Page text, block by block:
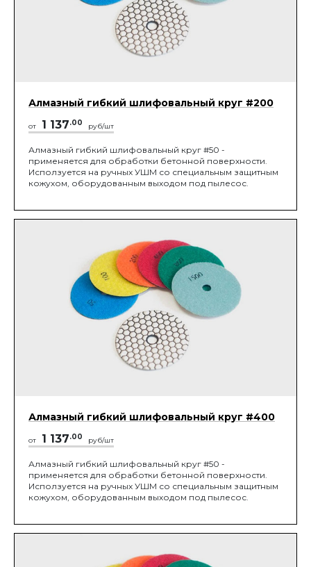
Алмазный гибкий шлифовальный круг #200
от 1 137.00 руб/шт
Алмазный гибкий шлифовальный круг #50 -
применяется для обработки бетонной поверхности.
Исползуется на ручных УШМ со специальным защитным
кожухом, оборудованным выходом под пылесос.
Алмазный гибкий шлифовальный круг #400
от 1 137.00 руб/шт
Алмазный гибкий шлифовальный круг #50 -
применяется для обработки бетонной поверхности.
Исползуется на ручных УШМ со специальным защитным
кожухом, оборудованным выходом под пылесос.